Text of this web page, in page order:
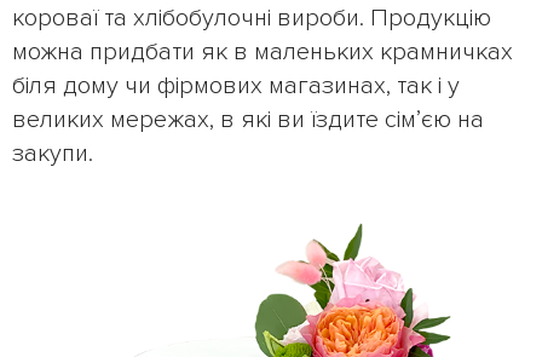
короваї та хлібобулочні вироби. Продукцію
можна придбати як в маленьких крамничках
біля дому чи фірмових магазинах, так і у
великих мережах, в які ви їздите сімʼєю на
закупи.